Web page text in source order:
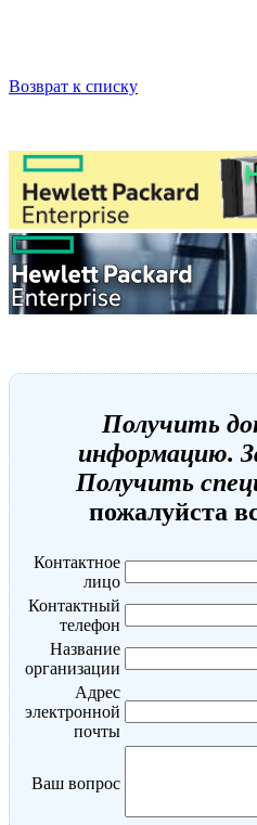
Возврат к списку
Получить
информацию.
Получить
пожалуйста
Контактное
лицо
Контактный
телефон
Название
организации
Адрес
электронной
почты
Ваш вопрос